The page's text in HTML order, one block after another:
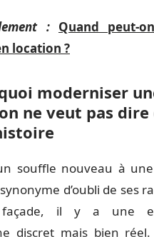
: Quand peut-
location ?
moderniser
ne veut pas
souffle nouveau à
synonyme d’oubli de ses
façade, il y a une
discret mais bien